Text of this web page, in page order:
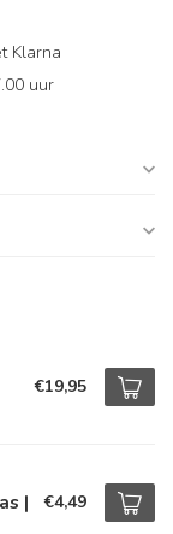
Klarna
uur
€19,95
| €4,49